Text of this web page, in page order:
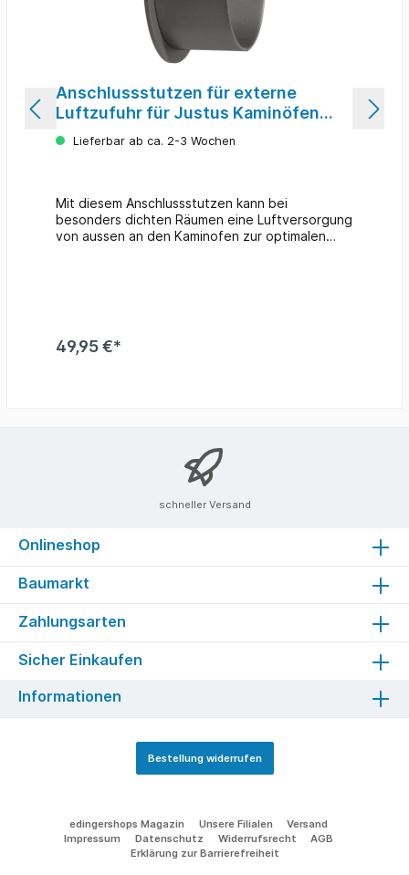
Anschlussstutzen für externe
Luftzufuhr für Justus Kaminöfen
#920069
Lieferbar ab ca. 2-3 Wochen
Mit diesem Anschlussstutzen kann bei
besonders dichten Räumen eine Luftversorgung
von aussen an den Kaminofen zur optimalen
49,95 €*
schneller Versand
Onlineshop
Baumarkt
Zahlungsarten
Sicher Einkaufen
Informationen
Bestellung widerrufen
edingershops Magazin Unsere Filialen
Versand
Impressum
Datenschutz Widerrufsrecht
AGB
Erklärung zur Barrierefreiheit